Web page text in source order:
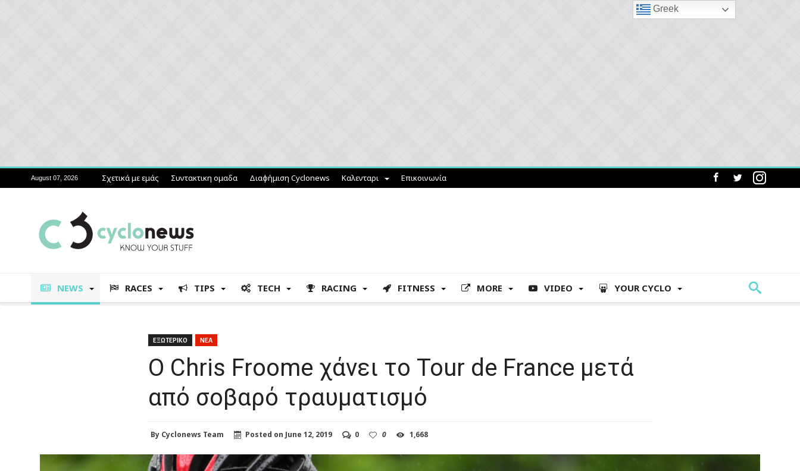
August 07, 2026 Σχετικά με εμάς Συντακτικη ομαδα Διαφήμιση Cyclonews Καλενταρι Επικοινωνία
NEWS RACES TIPS TECH RACING FITNESS MORE VIDEO YOUR CYCLO
ΕΞΩΤΕΡΙΚΟ ΝΕΑ
O Chris Froome χάνει το Tour de France μετά
από σοβαρό τραυματισμό
By Cyclonews Team Posted on June 12, 2019 0 0 1,668
Greek